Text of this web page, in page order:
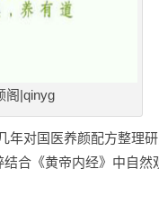
阁|qinyg
年对国医养颜配方整理
合《黄帝内经》中自然